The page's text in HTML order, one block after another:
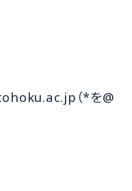
（*を@